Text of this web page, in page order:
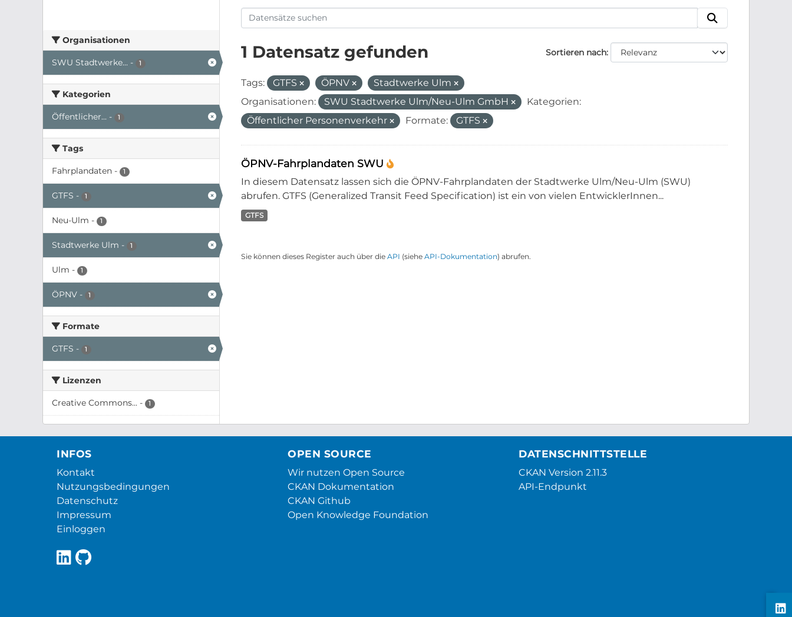
Organisationen
SWU Stadtwerke... - 1
Kategorien
Öffentlicher... - 1
Tags
Fahrplandaten - 1
GTFS - 1
Neu-Ulm - 1
Stadtwerke Ulm - 1
Ulm - 1
ÖPNV - 1
Formate
GTFS - 1
Lizenzen
Creative Commons... - 1
Sortieren nach
1 Datensatz gefunden
Tags: GTFS ÖPNV
Stadtwerke Ulm
Organisationen:
SWU Stadtwerke Ulm/Neu-Ulm GmbH
Kategorien:
Öffentlicher Personenverkehr
Formate: GTFS
ÖPNV-Fahrplandaten SWU
In diesem Datensatz lassen sich die ÖPNV-Fahrplandaten der Stadtwerke Ulm/Neu-Ulm (SWU)
abrufen. GTFS (Generalized Transit Feed Specification) ist ein von vielen EntwicklerInnen...
GTFS
Sie können dieses Register auch über die API (siehe API-Dokumentation) abrufen.
INFOS
Kontakt
Nutzungsbedingungen
Datenschutz
Impressum
Einloggen
OPEN SOURCE
Wir nutzen Open Source
CKAN Dokumentation
CKAN Github
Open Knowledge Foundation
DATENSCHNITTSTELLE
CKAN Version 2.11.3
API-Endpunkt